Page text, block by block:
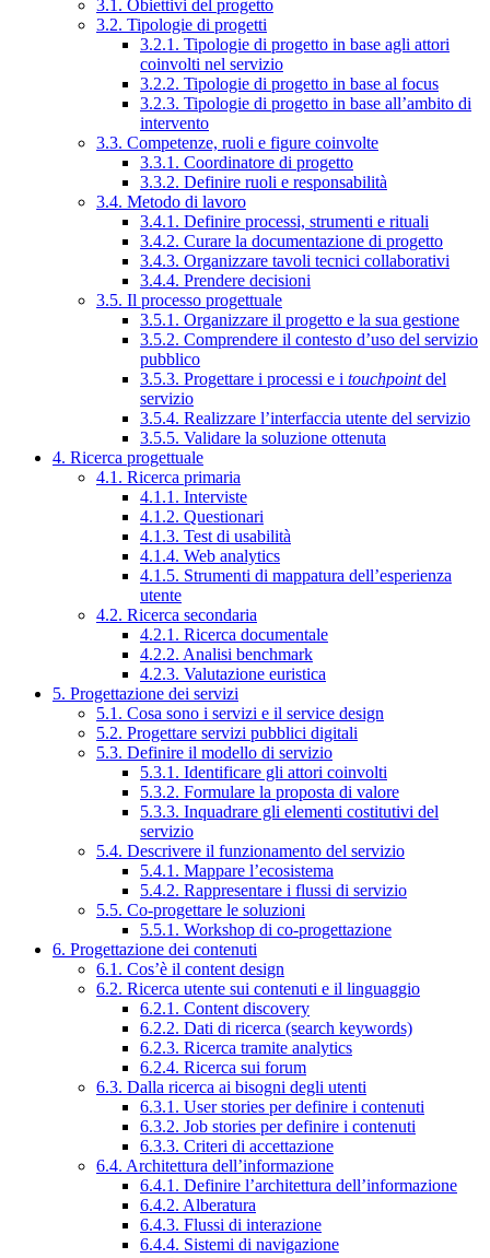
3.1. Obiettivi del progetto
3.2. Tipologie di progetti
3.2.1. Tipologie di progetto in base agli attori
coinvolti nel servizio
3.2.2. Tipologie di progetto in base al focus
3.2.3. Tipologie di progetto in base all’ambito di
intervento
3.3. Competenze, ruoli e figure coinvolte
3.3.1. Coordinatore di progetto
3.3.2. Definire ruoli e responsabilità
3.4. Metodo di lavoro
3.4.1. Definire processi, strumenti e rituali
3.4.2. Curare la documentazione di progetto
3.4.3. Organizzare tavoli tecnici collaborativi
3.4.4. Prendere decisioni
3.5. Il processo progettuale
3.5.1. Organizzare il progetto e la sua gestione
3.5.2. Comprendere il contesto d’uso del servizio
pubblico
3.5.3. Progettare i processi e i touchpointdel
servizio
3.5.4. Realizzare l’interfaccia utente del servizio
3.5.5. Validare la soluzione ottenuta
4. Ricerca progettuale
4.1. Ricerca primaria
4.1.1. Interviste
4.1.2. Questionari
4.1.3. Test di usabilità
4.1.4. Web analytics
4.1.5. Strumenti di mappatura dell’esperienza
utente
4.2. Ricerca secondaria
4.2.1. Ricerca documentale
4.2.2. Analisi benchmark
4.2.3. Valutazione euristica
5. Progettazione dei servizi
5.1. Cosa sono i servizi e il service design
5.2. Progettare servizi pubblici digitali
5.3. Definire il modello di servizio
5.3.1. Identificare gli attori coinvolti
5.3.2. Formulare la proposta di valore
5.3.3. Inquadrare gli elementi costitutivi del
servizio
5.4. Descrivere il funzionamento del servizio
5.4.1. Mappare l’ecosistema
5.4.2. Rappresentare i flussi di servizio
5.5. Co-progettare le soluzioni
5.5.1. Workshop di co-progettazione
6. Progettazione dei contenuti
6.1. Cos’è il content design
6.2. Ricerca utente sui contenuti e il linguaggio
6.2.1. Content discovery
6.2.2. Dati di ricerca (search keywords)
6.2.3. Ricerca tramite analytics
6.2.4. Ricerca sui forum
6.3. Dalla ricerca ai bisogni degli utenti
6.3.1. User stories per definire i contenuti
6.3.2. Job stories per definire i contenuti
6.3.3. Criteri di accettazione
6.4. Architettura dell’informazione
6.4.1. Definire l’architettura dell’informazione
6.4.2. Alberatura
6.4.3. Flussi di interazione
6.4.4. Sistemi di navigazione